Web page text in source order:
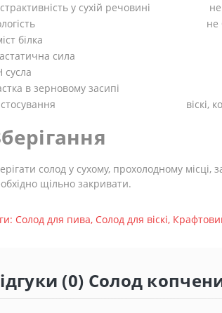
у сухій речовині
не
білка
сила
сусла
в зерновому засипі
віскі,
солод у сухому, прохолодному
щільно закривати.
Солод для пива, Солод для віскі,
(0) Солод